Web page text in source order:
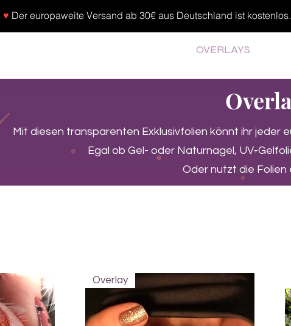
♥ Der europaweite Versand ab 30€ aus Deutschland ist
OVERLAYS
Mit diesen transparenten Exklusivfolien könnt ihr jeder
Egal ob Gel- oder Naturnagel, UV-
Oder nutzt die Folien
Overlay